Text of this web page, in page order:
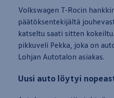
Volkswagen T-Rocin
päätöksentekijältä
katseltu saati sitten
pikkuveli Pekka, joka on
Lohjan Autotalon asiakas.
Uusi auto löytyi